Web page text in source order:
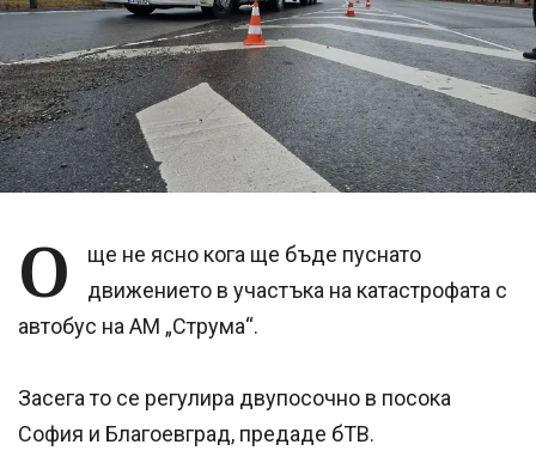
О
ще не ясно кога ще бъде пуснато
движението в участъка на катастрофата с
автобус на АМ „Струма“.
Засега то се регулира двупосочно в посока
София и Благоевград, предаде бТВ.